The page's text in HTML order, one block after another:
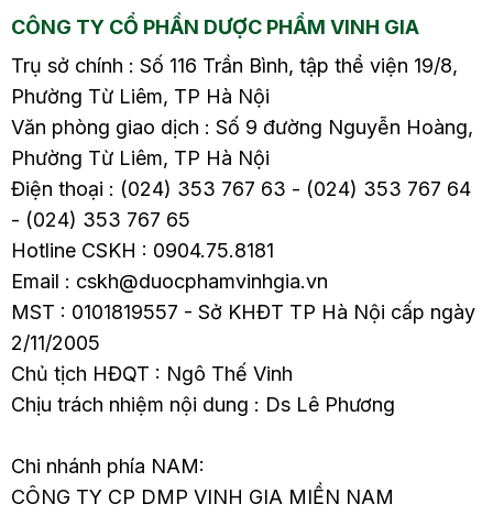
CÔNG TY CỔ PHẦN DƯỢC PHẨM VINH GIA
Trụ sở chính : Số 116 Trần Bình, tập thể viện 19/8,
Phường Từ Liêm, TP Hà Nội
Văn phòng giao dịch : Số 9 đường Nguyễn Hoàng,
Phường Từ Liêm, TP Hà Nội
Điện thoại : (024) 353 767 63 - (024) 353 767 64
- (024) 353 767 65
Hotline CSKH : 0904.75.8181
Email : cskh@duocphamvinhgia.vn
MST : 0101819557 - Sở KHĐT TP Hà Nội cấp ngày
2/11/2005
Chủ tịch HĐQT : Ngô Thế Vinh
Chịu trách nhiệm nội dung : Ds Lê Phương
Chi nhánh phía NAM:
CÔNG TY CP DMP VINH GIA MIỀN NAM